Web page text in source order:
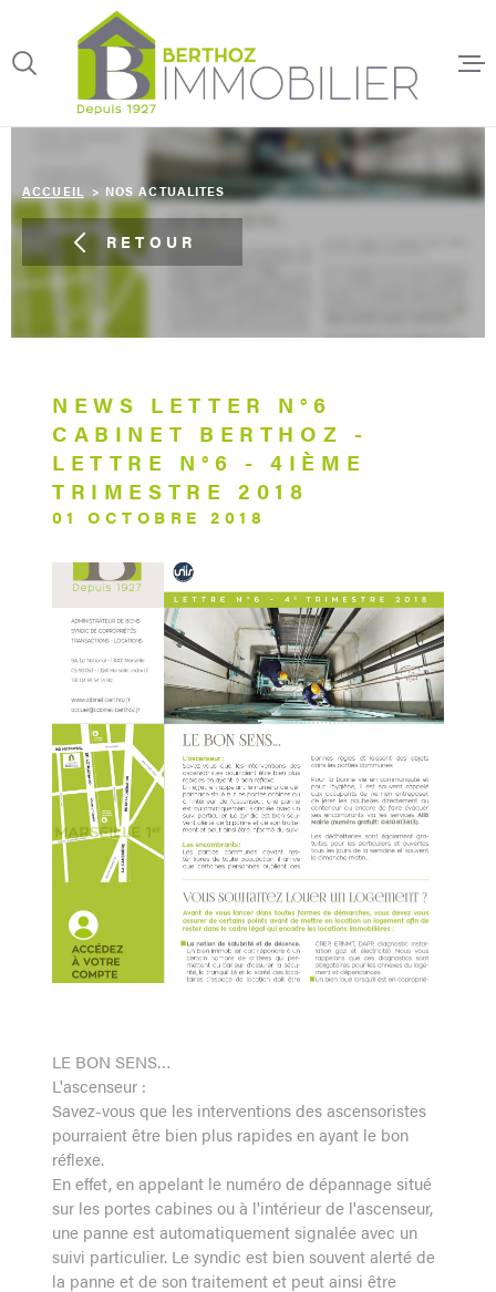
lamenu
contenu
ACCUEIL
CONTACT
ACCUEIL NOS ACTUALITES
RETOUR
NEWS LETTER N°6
CABINET BERTHOZ -
LETTRE N°6 - 4IÈME
TRIMESTRE 2018
01 OCTOBRE 2018
LE BON SENS…
L'ascenseur :
Savez-vous que les interventions des ascensoristes
pourraient être bien plus rapides en ayant le bon
réflexe.
En effet, en appelant le numéro de dépannage situé
sur les portes cabines ou à l'intérieur de l'ascenseur,
une panne est automatiquement signalée avec un
suivi particulier. Le syndic est bien souvent alerté de
la panne et de son traitement et peut ainsi être